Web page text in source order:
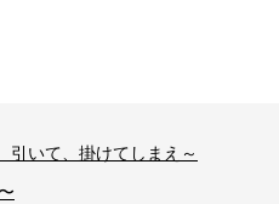
いて、掛けてしまえ～